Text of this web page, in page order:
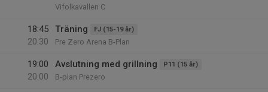
Vifolkavallen C
18:45
20:30
Träning FJ (15-19 år)
Pre Zero Arena B-Plan
19:00
20:00
Avslutning med grillning P11 (15 år)
B-plan Prezero